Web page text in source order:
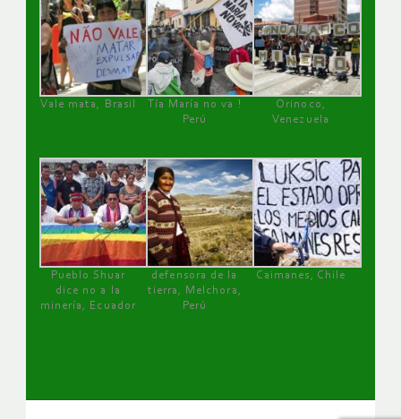
Vale mata, Brasil
Tía María no va !
Perú
Orinoco,
Venezuela
Pueblo Shuar
dice no a la
minería, Ecuador
defensora de la
tierra, Melchora,
Perú
Caimanes, Chile